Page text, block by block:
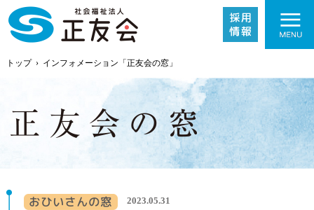
トップ› インフォメーション「正友会の窓」
2023.05.31